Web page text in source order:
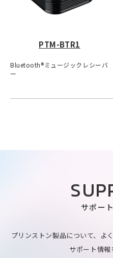
PTM-BTR1
Bluetooth®ミュージックレシーバ
ー
サポー
プリンストン製品について、よ
サポート情報